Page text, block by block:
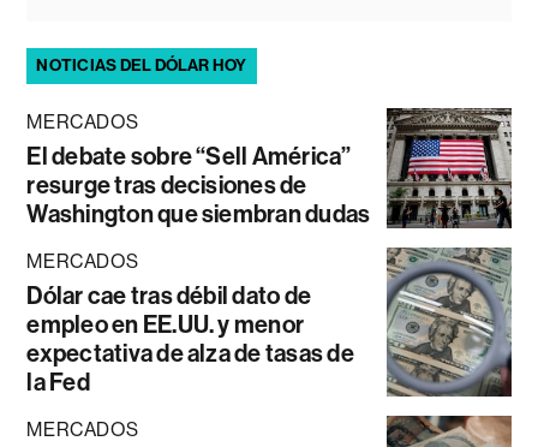
NOTICIAS DEL DÓLAR HOY
MERCADOS
El debate sobre “Sell América”
resurge tras decisiones de
Washington que siembran dudas
MERCADOS
Dólar cae tras débil dato de
empleo en EE.UU. y menor
expectativa de alza de tasas de
la Fed
MERCADOS